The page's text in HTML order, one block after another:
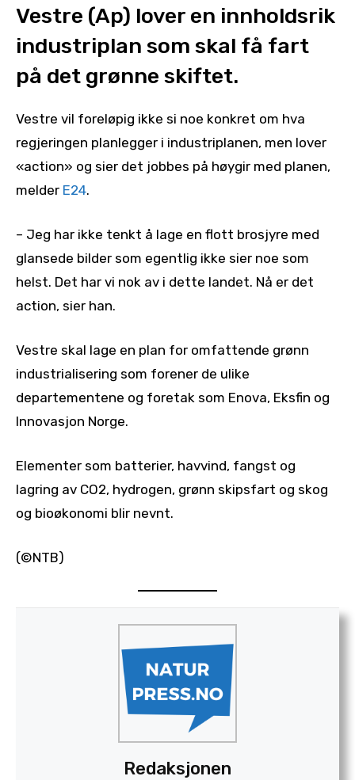
Vestre (Ap) lover en innholdsrik
industriplan som skal få fart
på det grønne skiftet.
Vestre vil foreløpig ikke si noe konkret om hva
regjeringen planlegger i industriplanen, men lover
«action» og sier det jobbes på høygir med planen,
melder E24.
– Jeg har ikke tenkt å lage en flott brosjyre med
glansede bilder som egentlig ikke sier noe som
helst. Det har vi nok av i dette landet. Nå er det
action, sier han.
Vestre skal lage en plan for omfattende grønn
industrialisering som forener de ulike
departementene og foretak som Enova, Eksfin og
Innovasjon Norge.
Elementer som batterier, havvind, fangst og
lagring av CO2, hydrogen, grønn skipsfart og skog
og bioøkonomi blir nevnt.
(©NTB)
Redaksjonen